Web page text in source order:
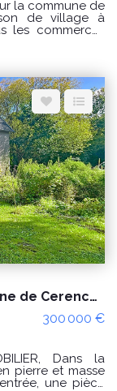
la commune de
commerces
Montant
pour un usage
moyens des
2022 et 2023
sur le site
41 ou contactez
Une maison située dans la campagne de Cerences 4 pièces, environ 5 hectares de terres.
300 000 €
Dans la
une pièce